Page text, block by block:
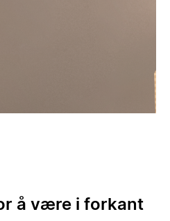
å være i forkant